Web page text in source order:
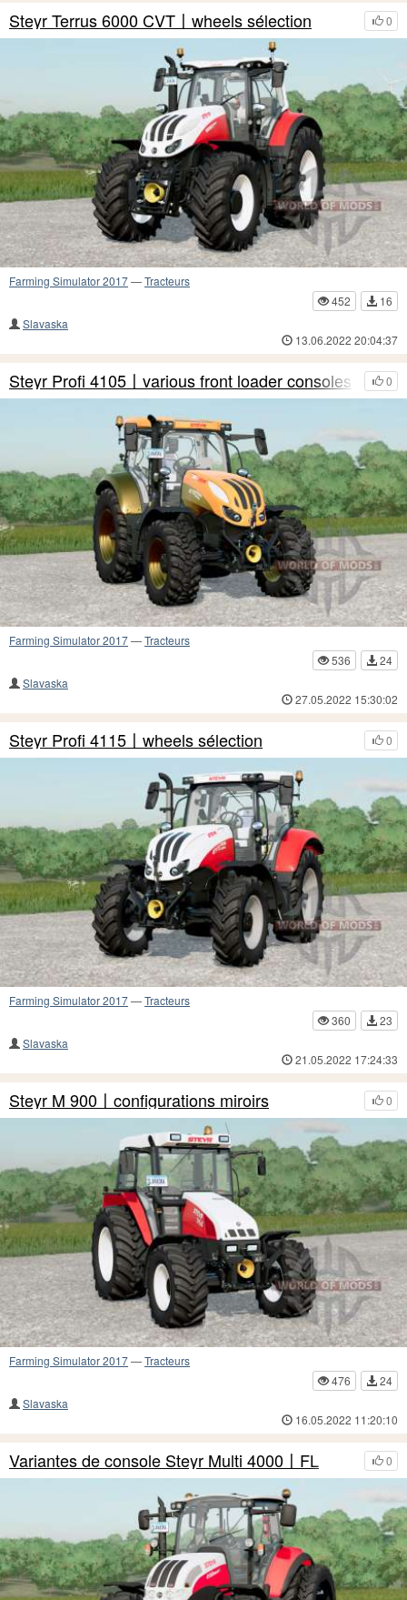
0
Steyr Terrus 6000 CVT〡wheels sélection
Farming Simulator 2017—Tracteurs
452
16
Slavaska
13.06.2022 20:04:37
0
Steyr Profi 4105〡various front loader consoles
Farming Simulator 2017—Tracteurs
536
24
Slavaska
27.05.2022 15:30:02
0
Steyr Profi 4115〡wheels sélection
Farming Simulator 2017—Tracteurs
360
23
Slavaska
21.05.2022 17:24:33
0
Steyr M 900〡configurations miroirs
Farming Simulator 2017—Tracteurs
476
24
Slavaska
16.05.2022 11:20:10
0
Variantes de console Steyr Multi 4000〡FL